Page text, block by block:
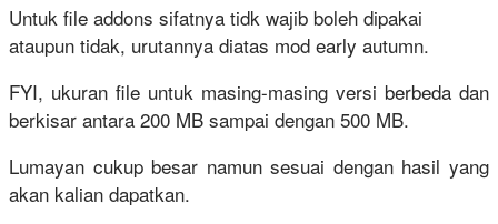
Untuk file addons sifatnya tidk wajib boleh dipakai
ataupun tidak, urutannya diatas mod early autumn.
FYI, ukuran file untuk masing-masing versi berbeda dan
berkisar antara 200 MB sampai dengan 500 MB.
Lumayan cukup besar namun sesuai dengan hasil yang
akan kalian dapatkan.